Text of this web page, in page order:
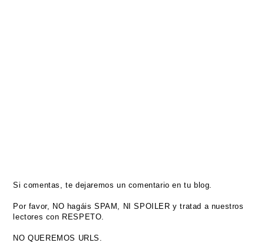
Si comentas, te dejaremos un comentario en tu blog.
Por favor, NO hagáis SPAM, NI SPOILER y tratad a nuestros
lectores con RESPETO.
NO QUEREMOS URLS.